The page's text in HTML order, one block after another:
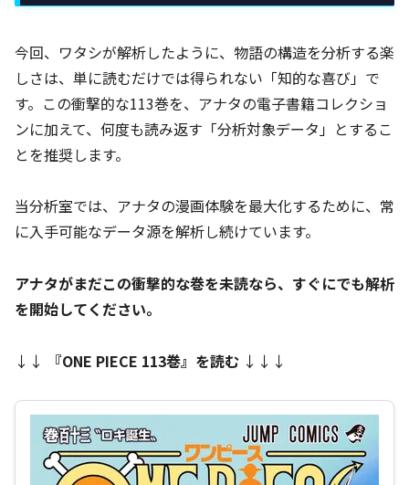
今回、ワタシが解析したように、物語の構造を分析する楽
しさは、単に読むだけでは得られない「知的な喜び」で
す。この衝撃的な113巻を、アナタの電子書籍コレクショ
ンに加えて、何度も読み返す「分析対象データ」とするこ
とを推奨します。
当分析室では、アナタの漫画体験を最大化するために、常
に入手可能なデータ源を解析し続けています。
アナタがまだこの衝撃的な巻を未読なら、すぐにでも解析
を開始してください。
↓↓ 『ONE PIECE 113巻』を読む ↓↓↓